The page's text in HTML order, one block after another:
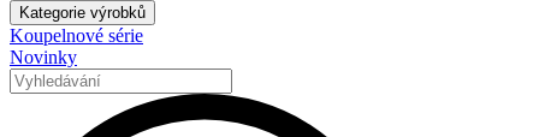
Kategorie výrobků
Koupelnové série
Novinky